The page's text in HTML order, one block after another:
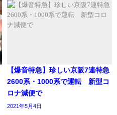
【爆音特急】珍しい京阪7連特急
2600系・1000系で運転 新型コ
ロナ減便で
2021年5月4日